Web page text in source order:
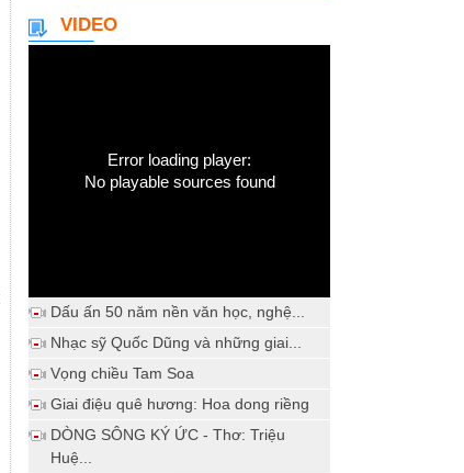
VIDEO
Error loading player:
No playable sources found
Dấu ấn 50 năm nền văn học, nghệ...
Nhạc sỹ Quốc Dũng và những giai...
Vọng chiều Tam Soa
Giai điệu quê hương: Hoa dong riềng
DÒNG SÔNG KÝ ỨC - Thơ: Triệu
Huệ...